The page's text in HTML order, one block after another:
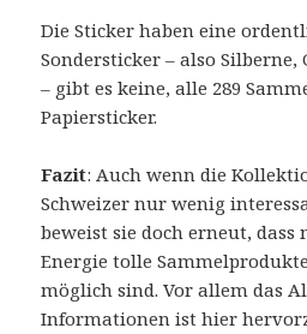
Die Sticker haben eine
Sondersticker – also
– gibt es keine, alle 289
Papiersticker.
Fazit: Auch wenn die
Schweizer nur wenig
beweist sie doch erneut,
Energie tolle
möglich sind. Vor allem das
Informationen ist hier